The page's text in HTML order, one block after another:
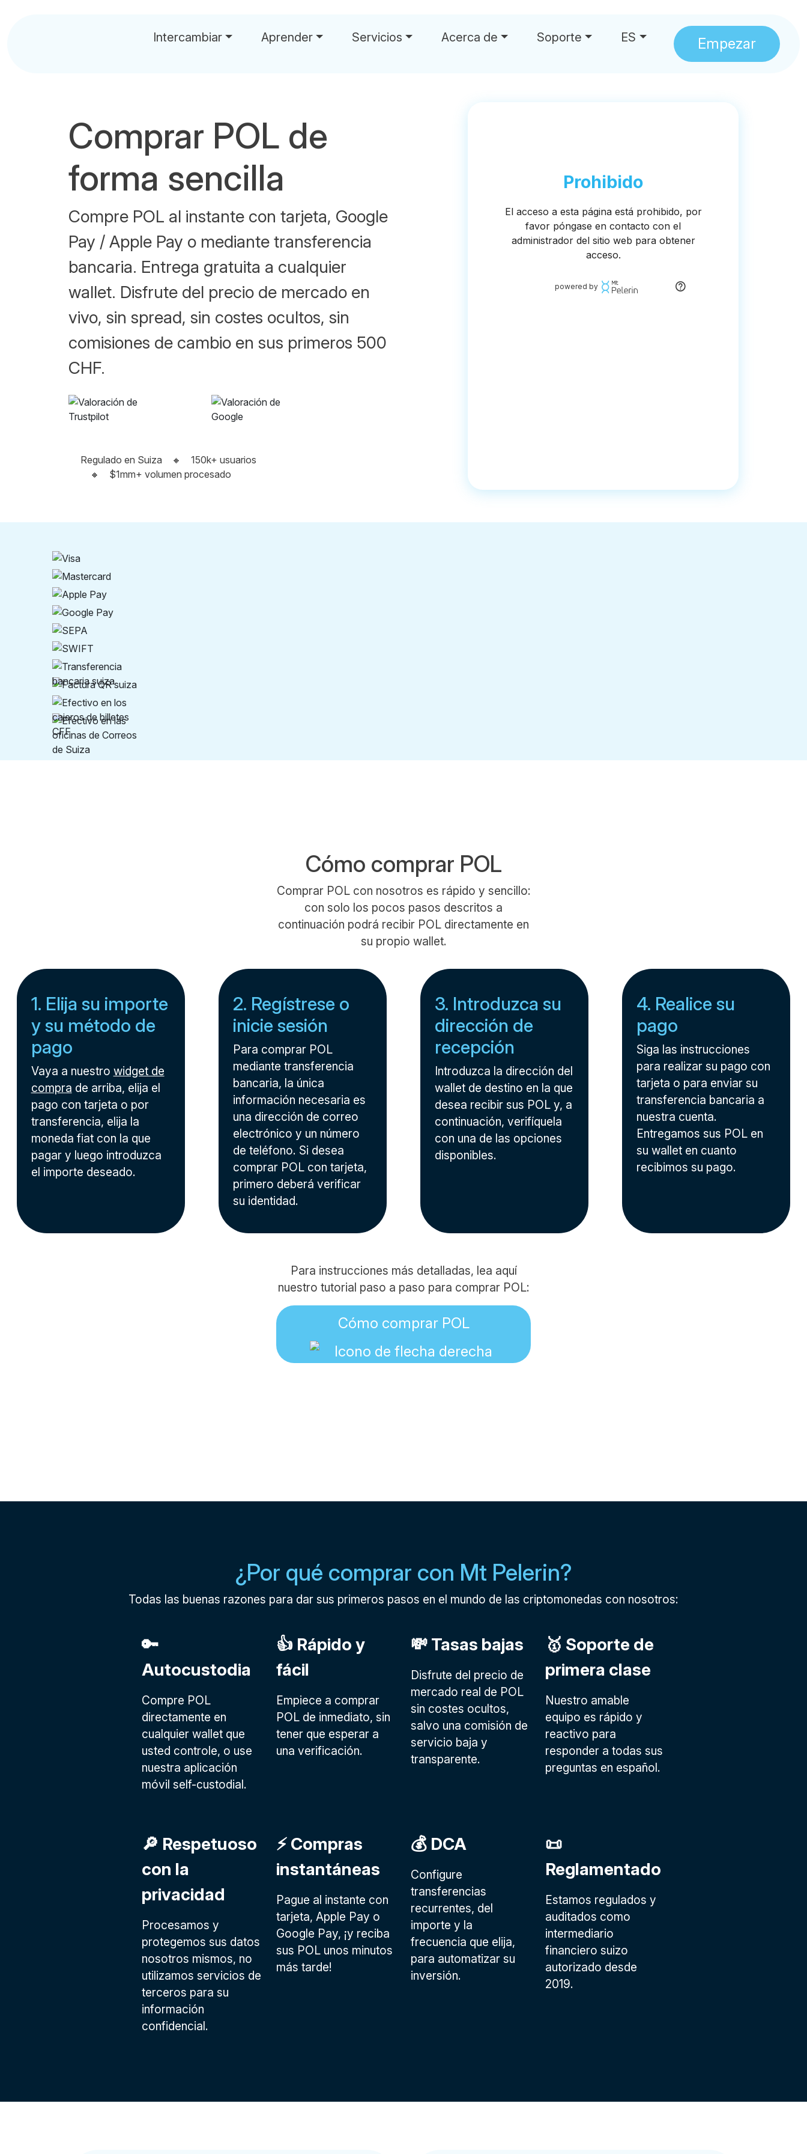
Intercambiar Aprender Servicios Acerca de Soporte ES Empezar
Comprar POL de
forma sencilla
Compre POL al instante con tarjeta, Google
Pay / Apple Pay o mediante transferencia
bancaria. Entrega gratuita a cualquier
wallet. Disfrute del precio de mercado en
vivo, sin spread, sin costes ocultos, sin
comisiones de cambio en sus primeros 500
CHF.
Regulado en Suiza 🔸
150k+ usuarios
🔸
$1mm+ volumen procesado
Cómo comprar POL
Comprar POL con nosotros es rápido y sencillo:
con solo los pocos pasos descritos a
continuación podrá recibir POL directamente en
su propio wallet.
1. Elija su importe
y su método de
pago
Vaya a nuestro widget de
compra de arriba, elija el
pago con tarjeta o por
transferencia, elija la
moneda fiat con la que
pagar y luego introduzca
el importe deseado.
2. Regístrese o
inicie sesión
Para comprar POL
mediante transferencia
bancaria, la única
información necesaria es
una dirección de correo
electrónico y un número
de teléfono. Si desea
comprar POL con tarjeta,
primero deberá verificar
su identidad.
3. Introduzca su
dirección de
recepción
Introduzca la dirección del
wallet de destino en la que
desea recibir sus POL y, a
continuación, verifíquela
con una de las opciones
disponibles.
4. Realice su
pago
Siga las instrucciones
para realizar su pago con
tarjeta o para enviar su
transferencia bancaria a
nuestra cuenta.
Entregamos sus POL en
su wallet en cuanto
recibimos su pago.
Para instrucciones más detalladas, lea aquí
nuestro tutorial paso a paso para comprar POL:
Cómo comprar POL
¿Por qué comprar con Mt Pelerin?
Todas las buenas razones para dar sus primeros pasos en el mundo de las criptomonedas con nosotros:
🔑
Autocustodia
Compre POL
directamente en
cualquier wallet que
usted controle, o use
nuestra aplicación
móvil self-custodial.
👍 Rápido y
fácil
Empiece a comprar
POL de inmediato, sin
tener que esperar a
una verificación.
💸 Tasas bajas
Disfrute del precio de
mercado real de POL
sin costes ocultos,
salvo una comisión de
servicio baja y
transparente.
🥇 Soporte de
primera clase
Nuestro amable
equipo es rápido y
reactivo para
responder a todas sus
preguntas en español.
🔎 Respetuoso
con la
privacidad
Procesamos y
protegemos sus datos
nosotros mismos, no
utilizamos servicios de
terceros para su
información
confidencial.
⚡️ Compras
instantáneas
Pague al instante con
tarjeta, Apple Pay o
Google Pay, ¡y reciba
sus POL unos minutos
más tarde!
💰 DCA
Configure
transferencias
recurrentes, del
importe y la
frecuencia que elija,
para automatizar su
inversión.
📜
Reglamentado
Estamos regulados y
auditados como
intermediario
financiero suizo
autorizado desde
2019.